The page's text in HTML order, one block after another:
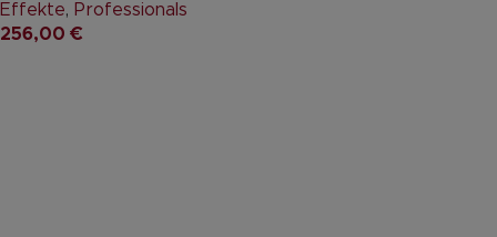
Effekte, Professionals
256,00 €